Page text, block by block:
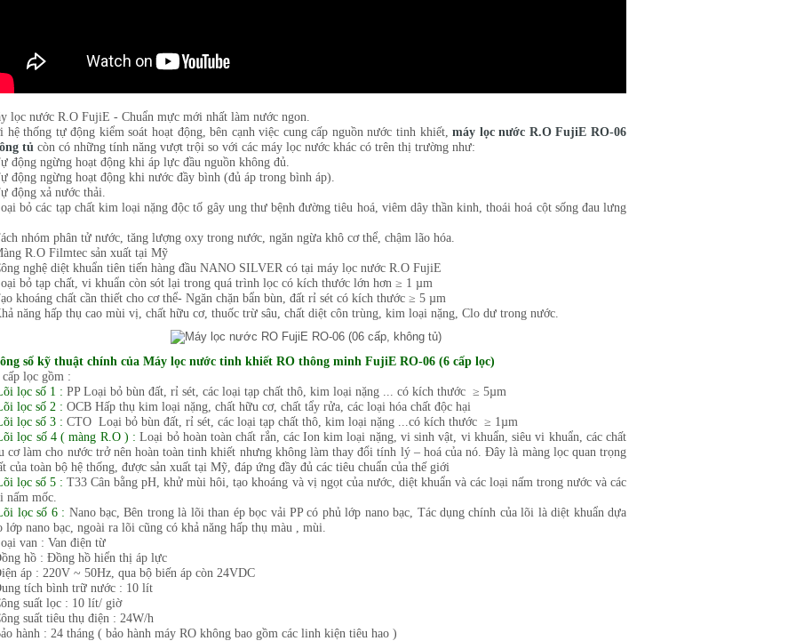
lọc nước R.O FujiE - Chuẩn mực mới nhất làm nước ngon.
hệ thống tự động kiểm soát hoạt động, bên cạnh việc cung cấp nguồn nước tinh khiết,máy lọc nước R.O FujiE RO-06
tủ còn có những tính năng vượt trội so với các máy lọc nước khác có trên thị trường như:
động ngừng hoạt động khi áp lực đầu nguồn không đủ.
động ngừng hoạt động khi nước đầy bình (đủ áp trong bình áp).
động xả nước thải.
bỏ các tạp chất kim loại nặng độc tố gây ung thư bệnh đường tiêu hoá, viêm dây thần kinh, thoái hoá cột sống đau lưng
nhóm phân tử nước, tăng lượng oxy trong nước, ngăn ngừa khô cơ thể, chậm lão hóa.
R.O Filmtec sản xuất tại Mỹ
nghệ diệt khuẩn tiên tiến hàng đầu NANO SILVER có tại máy lọc nước R.O FujiE
bỏ tạp chất, vi khuẩn còn sót lại trong quá trình lọc có kích thước lớn hơn ≥ 1 µm
khoáng chất cần thiết cho cơ thể- Ngăn chặn bẩn bùn, đất rỉ sét có kích thước ≥ 5 µm
năng hấp thụ cao mùi vị, chất hữu cơ, thuốc trừ sâu, chất diệt côn trùng, kim loại nặng, Clo dư trong nước.
số kỹ thuật chính của Máy lọc nước tinh khiết RO thông minh FujiE RO-06 (6 cấp lọc)
lọc gồm :
lọc số 1 : PP Loại bỏ bùn đất, rỉ sét, các loại tạp chất thô, kim loại nặng ... có kích thước ≥ 5µm
lọc số 2 : OCB Hấp thụ kim loại nặng, chất hữu cơ, chất tẩy rửa, các loại hóa chất độc hại
lọc số 3 : CTO Loại bỏ bùn đất, rỉ sét, các loại tạp chất thô, kim loại nặng ...có kích thước ≥ 1µm
lọc số 4 ( màng R.O ) : Loại bỏ hoàn toàn chất rắn, các Ion kim loại nặng, vi sinh vật, vi khuẩn, siêu vi khuẩn, các chất
cơ làm cho nước trở nên hoàn toàn tinh khiết nhưng không làm thay đổi tính lý – hoá của nó. Đây là màng lọc quan trọng
của toàn bộ hệ thống, được sản xuất tại Mỹ, đáp ứng đầy đủ các tiêu chuẩn của thế giới
lọc số 5 : T33 Cân bằng pH, khử mùi hôi, tạo khoáng và vị ngọt của nước, diệt khuẩn và các loại nấm trong nước và các
nấm mốc.
lọc số 6 : Nano bạc, Bên trong là lõi than ép bọc vải PP có phủ lớp nano bạc, Tác dụng chính của lõi là diệt khuẩn dựa
lớp nano bạc, ngoài ra lõi cũng có khả năng hấp thụ màu , mùi.
van : Van điện từ
hồ : Đồng hồ hiển thị áp lực
áp : 220V ~ 50Hz, qua bộ biến áp còn 24VDC
tích bình trữ nước : 10 lít
suất lọc : 10 lít/ giờ
suất tiêu thụ điện : 24W/h
hành : 24 tháng ( bảo hành máy RO không bao gồm các linh kiện tiêu hao )